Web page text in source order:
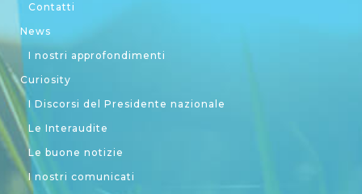
Contatti
News
I nostri approfondimenti
Curiosity
I Discorsi del Presidente nazionale
Le Interaudite
Le buone notizie
I nostri comunicati